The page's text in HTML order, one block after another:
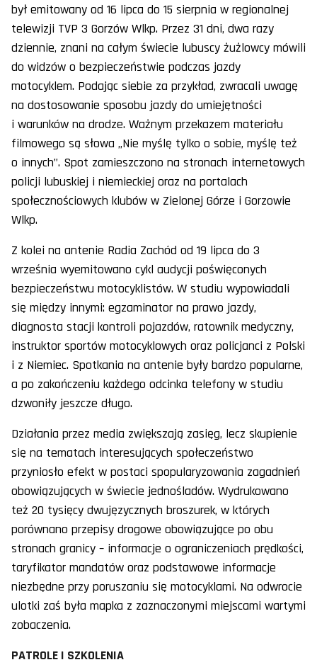
był emitowany od 16 lipca do 15 sierpnia w regionalnej
telewizji TVP 3 Gorzów Wlkp. Przez 31 dni, dwa razy
dziennie, znani na całym świecie lubuscy żużlowcy mówili
do widzów o bezpieczeństwie podczas jazdy
motocyklem. Podając siebie za przykład, zwracali uwagę
na dostosowanie sposobu jazdy do umiejętności
i warunków na drodze. Ważnym przekazem materiału
filmowego są słowa „Nie myślę tylko o sobie, myślę też
o innych”. Spot zamieszczono na stronach internetowych
policji lubuskiej i niemieckiej oraz na portalach
społecznościowych klubów w Zielonej Górze i Gorzowie
Wlkp.
Z kolei na antenie Radia Zachód od 19 lipca do 3
września wyemitowano cykl audycji poświęconych
bezpieczeństwu motocyklistów. W studiu wypowiadali
się między innymi: egzaminator na prawo jazdy,
diagnosta stacji kontroli pojazdów, ratownik medyczny,
instruktor sportów motocyklowych oraz policjanci z Polski
i z Niemiec. Spotkania na antenie były bardzo popularne,
a po zakończeniu każdego odcinka telefony w studiu
dzwoniły jeszcze długo.
Działania przez media zwiększają zasięg, lecz skupienie
się na tematach interesujących społeczeństwo
przyniosło efekt w postaci spopularyzowania zagadnień
obowiązujących w świecie jednośladów. Wydrukowano
też 20 tysięcy dwujęzycznych broszurek, w których
porównano przepisy drogowe obowiązujące po obu
stronach granicy – informacje o ograniczeniach prędkości,
taryfikator mandatów oraz podstawowe informacje
niezbędne przy poruszaniu się motocyklami. Na odwrocie
ulotki zaś była mapka z zaznaczonymi miejscami wartymi
zobaczenia.
PATROLE I SZKOLENIA